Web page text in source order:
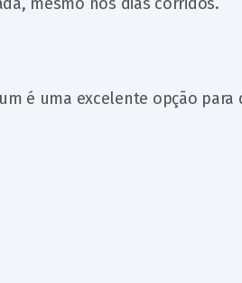
é uma excelente opção para